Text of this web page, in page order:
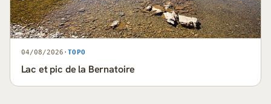
04/08/2026 · TOPO
Lac et pic de la Bernatoire